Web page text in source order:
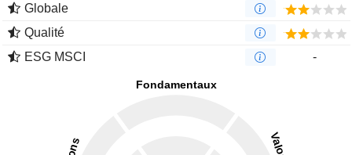
Globale
Qualité
ESG MSCI
-